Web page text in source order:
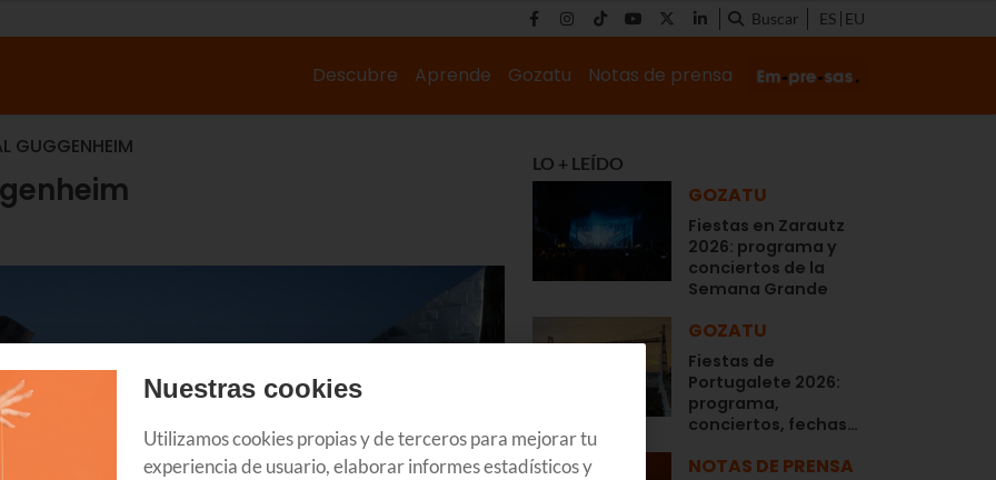
Buscar ES EU
Descubre Aprende Gozatu Notas de prensa
GUGGENHEIM
LO + LEÍDO
GOZATU
Fiestas en Zarautz
2026: programa y
conciertos de la
Semana Grande
GOZATU
Fiestas de
Portugalete 2026:
programa,
conciertos, fechas…
NOTAS DE PRENSA
Nuestras cookies
Utilizamos cookies propias y de terceros para mejorar tu
experiencia de usuario, elaborar informes estadísticos y